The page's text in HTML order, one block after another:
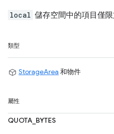
local 儲存空間中的項目僅限
類型
StorageArea 和物件
屬性
QUOTA_BYTES